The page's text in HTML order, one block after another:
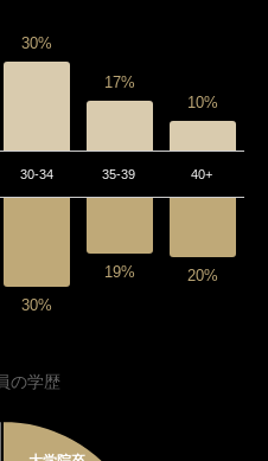
30%
17%
10%
30-34 35-39 40+
30%
19% 20%
の学歴